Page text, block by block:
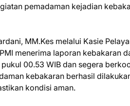
pemadaman kejadian
MM.Kes melalui Kasie
menerima laporan kebakaran
00.53 WIB dan segera
kebakaran berhasil
kondisi aman.